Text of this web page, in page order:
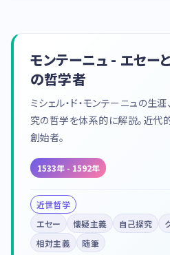
モンテーニュ - エセー
の哲学者
ミシェル・ド・モンテーニュの生
究の哲学を体系的に解説。近代
創始者。
1533年 - 1592年
近世哲学
エセー
懐疑主義 自己探究
相対主義
随筆